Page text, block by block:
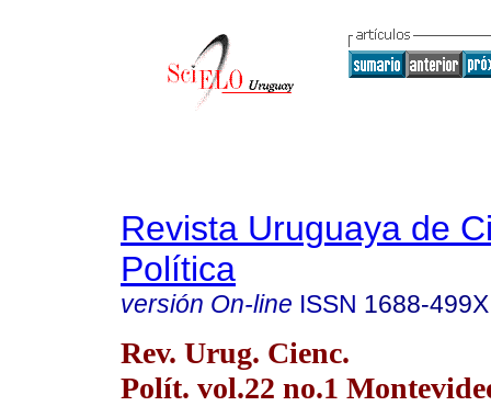
Revista Uruguaya de
Política
versión On-line ISSN 1688-499X
Rev. Urug. Cienc.
Polít. vol.22 no.1